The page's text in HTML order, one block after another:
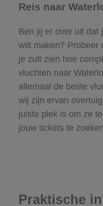
Reis naar
Ben jij er over uit dat
wilt maken? Probeer
je zult zien hoe
vluchten naar
allemaal de beste
wij zijn ervan
juiste plek is om ze
jouw tickets te
Praktische